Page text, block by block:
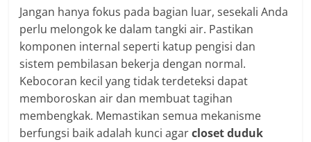
Jangan hanya fokus pada bagian luar, sesekali Anda
perlu melongok ke dalam tangki air. Pastikan
komponen internal seperti katup pengisi dan
sistem pembilasan bekerja dengan normal.
Kebocoran kecil yang tidak terdeteksi dapat
memboroskan air dan membuat tagihan
membengkak. Memastikan semua mekanisme
berfungsi baik adalah kunci agarcloset duduk